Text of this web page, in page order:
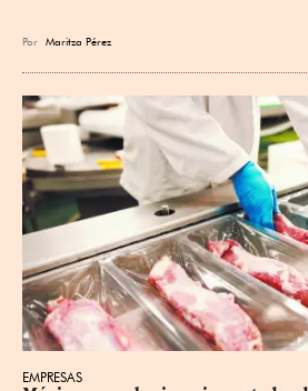
Por Maritza Pérez
EMPRESAS